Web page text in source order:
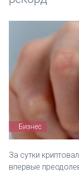
Бизнес
За сутки
впервые